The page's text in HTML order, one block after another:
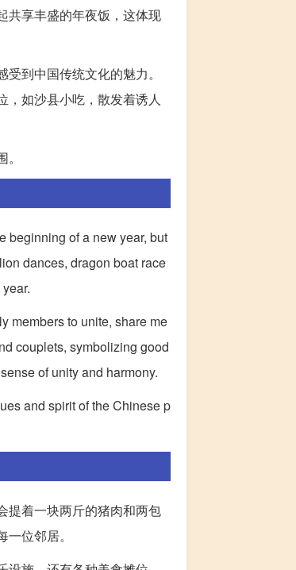
共享丰盛的年夜饭，这体现
到中国传统文化的魅力。
，如沙县小吃，散发着诱人
beginning of a new year, but
dances, dragon boat race
members to unite, share me
couplets, symbolizing good
of unity and harmony.
and spirit of the Chinese p
提着一块两斤的猪肉和两包
位邻居。